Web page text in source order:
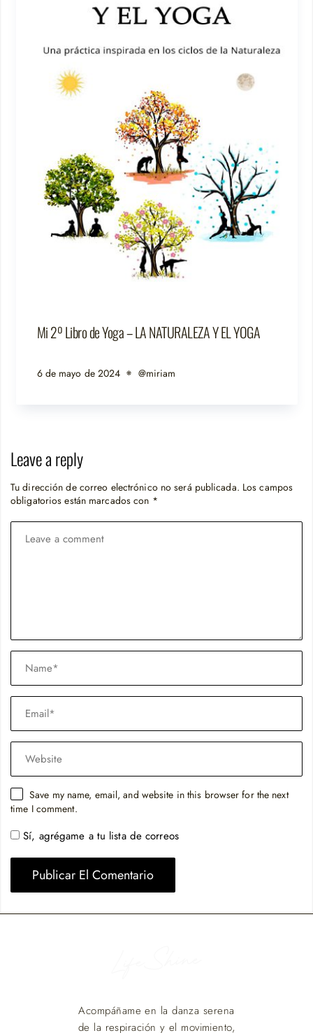
Mi 2º Libro de Yoga – LA NATURALEZA Y EL YOGA
6 de mayo de 2024 @miriam
Leave a reply
Tu dirección de correo electrónico no será publicada. Los campos
obligatorios están marcados con *
Save my name, email, and website in this browser for the next
time I comment.
Sí, agrégame a tu lista de correos
Acompáñame en la danza serena
de la respiración y el movimiento,